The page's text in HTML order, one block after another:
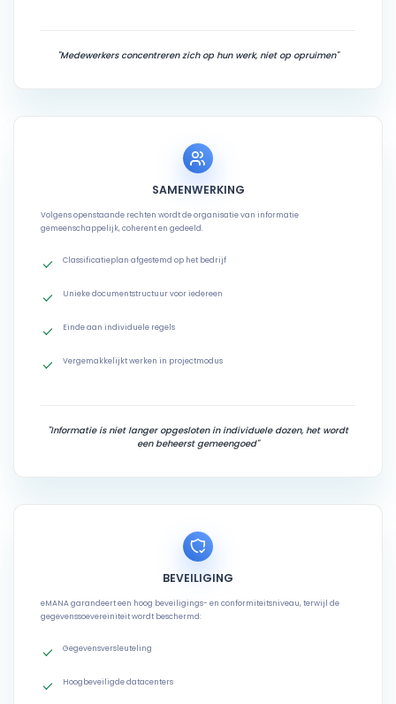
"Medewerkers concentreren zich op hun werk, niet op opruimen"
SAMENWERKING
Volgens openstaande rechten wordt de organisatie van informatie
gemeenschappelijk, coherent en gedeeld.
Classificatieplan afgestemd op het bedrijf
Unieke documentstructuur voor iedereen
Einde aan individuele regels
Vergemakkelijkt werken in projectmodus
"Informatie is niet langer opgesloten in individuele dozen, het wordt
een beheerst gemeengoed"
BEVEILIGING
eMANA garandeert een hoog beveiligings- en conformiteitsniveau, terwijl de
gegevenssoevereiniteit wordt beschermd:
Gegevensversleuteling
Hoogbeveiligde datacenters